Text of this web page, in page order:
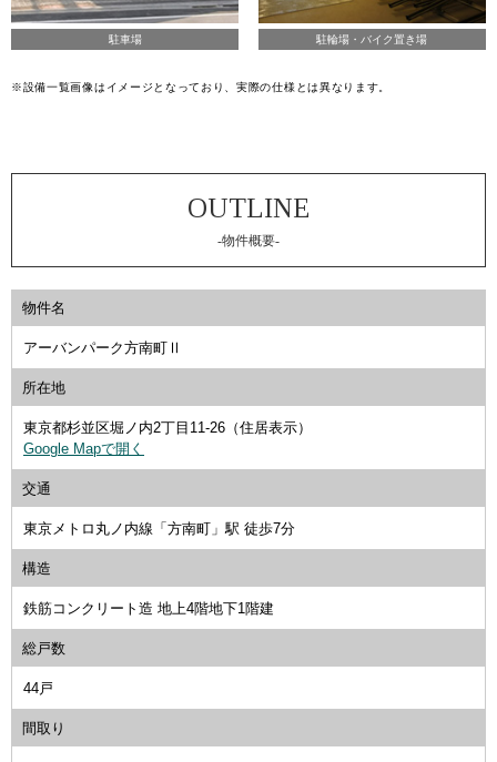
駐車場 駐輪場・バイク置き場
※設備一覧画像はイメージとなっており、実際の仕様とは異なります。
-物件概要-
物件名
アーバンパーク方南町Ⅱ
所在地
東京都杉並区堀ノ内2丁目11-26（住居表示）
Google Mapで開く
交通
東京メトロ丸ノ内線「方南町」駅 徒歩7分
構造
鉄筋コンクリート造 地上4階地下1階建
総戸数
44戸
間取り